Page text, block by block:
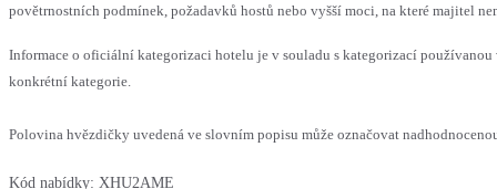
povětrnostních podmínek, požadavků hostů nebo vyšší moci, na které majitel
Informace o oficiální kategorizaci hotelu je v souladu s kategorizací
konkrétní kategorie.
Polovina hvězdičky uvedená ve slovním popisu může označovat
Kód nabídky: XHU2AME